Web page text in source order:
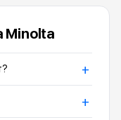
Minolta
+
+